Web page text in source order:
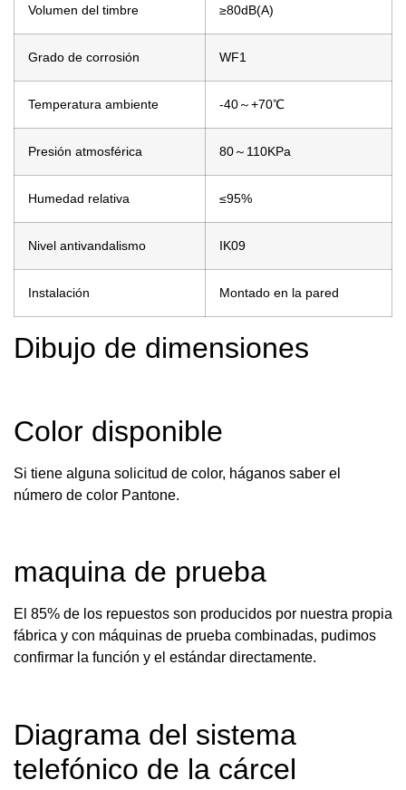
Volumen del timbre ≥80dB(A)
Grado de corrosión WF1
Temperatura ambiente -40～+70℃
Presión atmosférica 80～110KPa
Humedad relativa ≤95%
Nivel antivandalismo IK09
Instalación Montado en la pared
Dibujo de dimensiones
Color disponible
Si tiene alguna solicitud de color, háganos saber el
número de color Pantone.
maquina de prueba
El 85% de los repuestos son producidos por nuestra propia
fábrica y con máquinas de prueba combinadas, pudimos
confirmar la función y el estándar directamente.
Diagrama del sistema
telefónico de la cárcel